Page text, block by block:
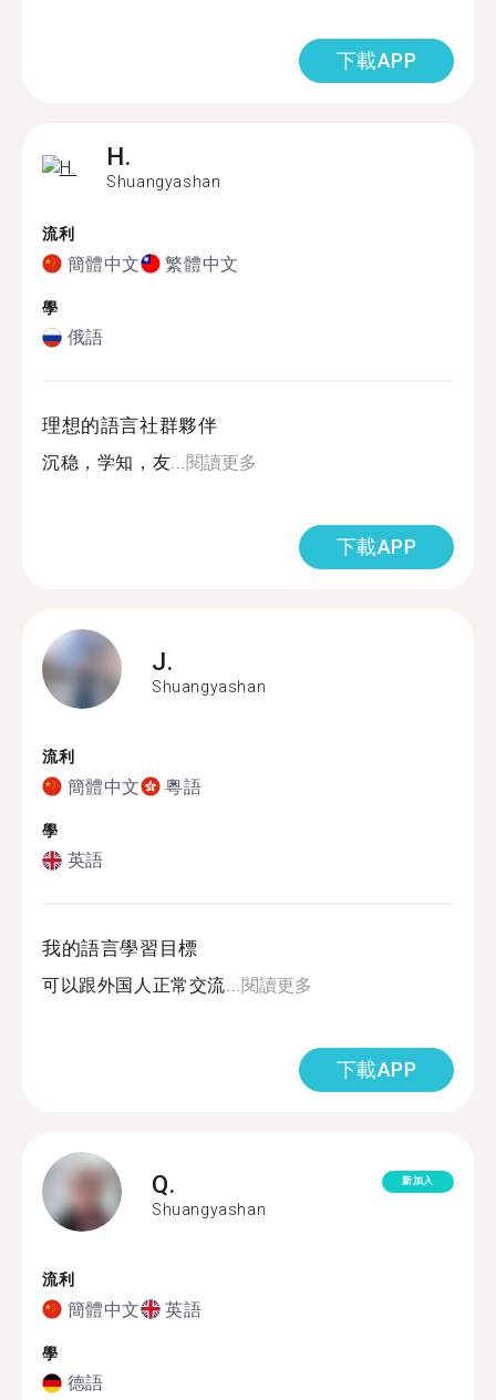
下載APP
H.
Shuangyashan
流利
簡體中文 繁體中文
學
俄語
理想的語言社群夥伴
沉稳，学知，友...閱讀更多
下載APP
J.
Shuangyashan
流利
簡體中文 粵語
學
英語
我的語言學習目標
可以跟外国人正常交流...閱讀更多
下載APP
Q.
Shuangyashan
新加入
流利
簡體中文 英語
學
德語